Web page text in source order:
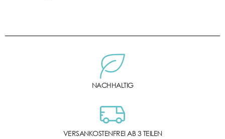
NACHHALTIG
VERSANKOSTENFREI AB 3 TEILEN